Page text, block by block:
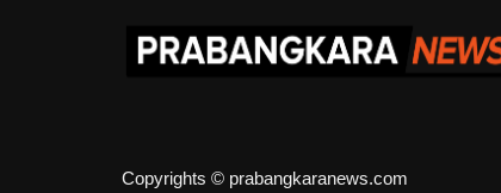
Copyrights © prabangkaranews.com